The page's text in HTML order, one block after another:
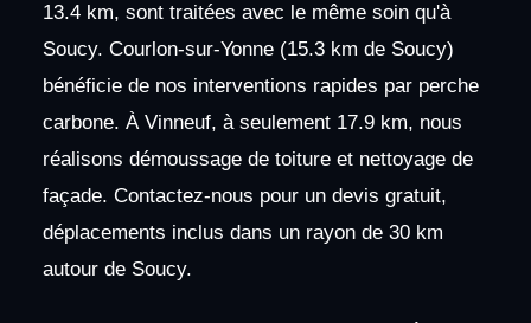
13.4 km, sont traitées avec le même soin qu'à
Soucy. Courlon-sur-Yonne (15.3 km de Soucy)
bénéficie de nos interventions rapides par perche
carbone. À Vinneuf, à seulement 17.9 km, nous
réalisons démoussage de toiture et nettoyage de
façade. Contactez-nous pour un devis gratuit,
déplacements inclus dans un rayon de 30 km
autour de Soucy.